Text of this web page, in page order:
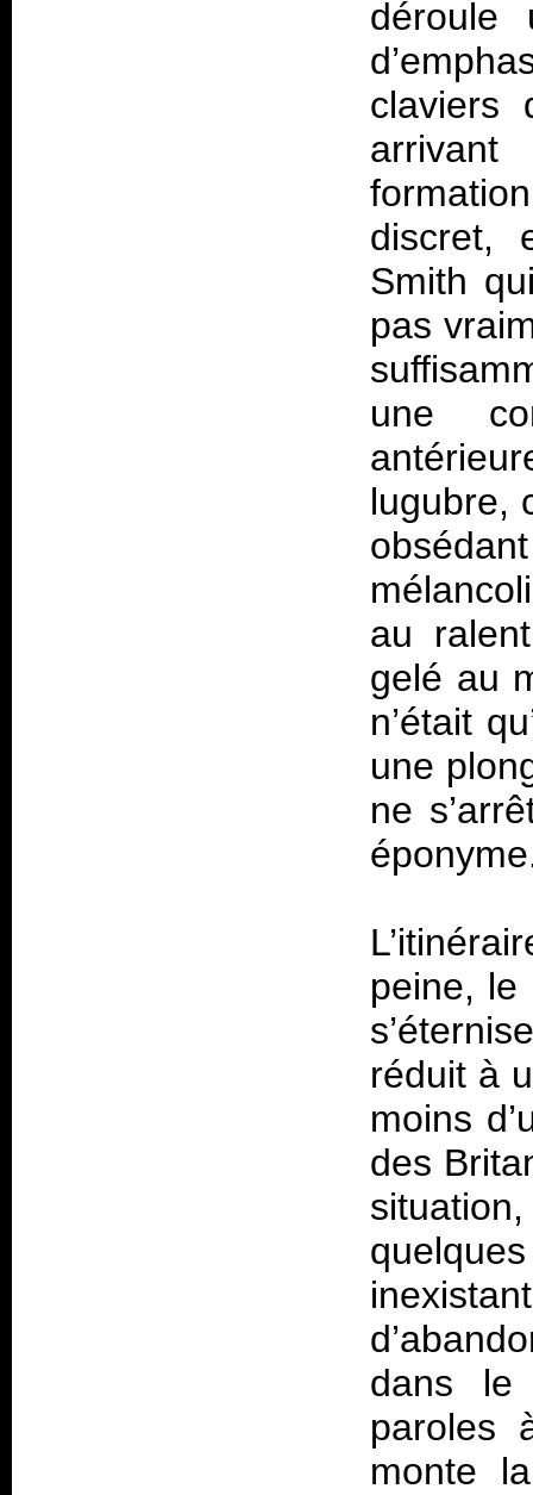
déroule
claviers
discret,
Smith
pas
une
lugubre,
au
gelé au
n’était
une
ne
peine, le
réduit à
moins
des
dans le
paroles
monte